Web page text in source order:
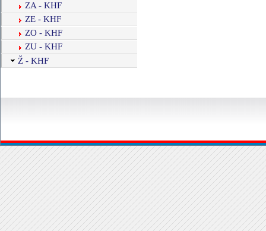
ZA - KHF
ZE - KHF
ZO - KHF
ZU - KHF
Ž - KHF